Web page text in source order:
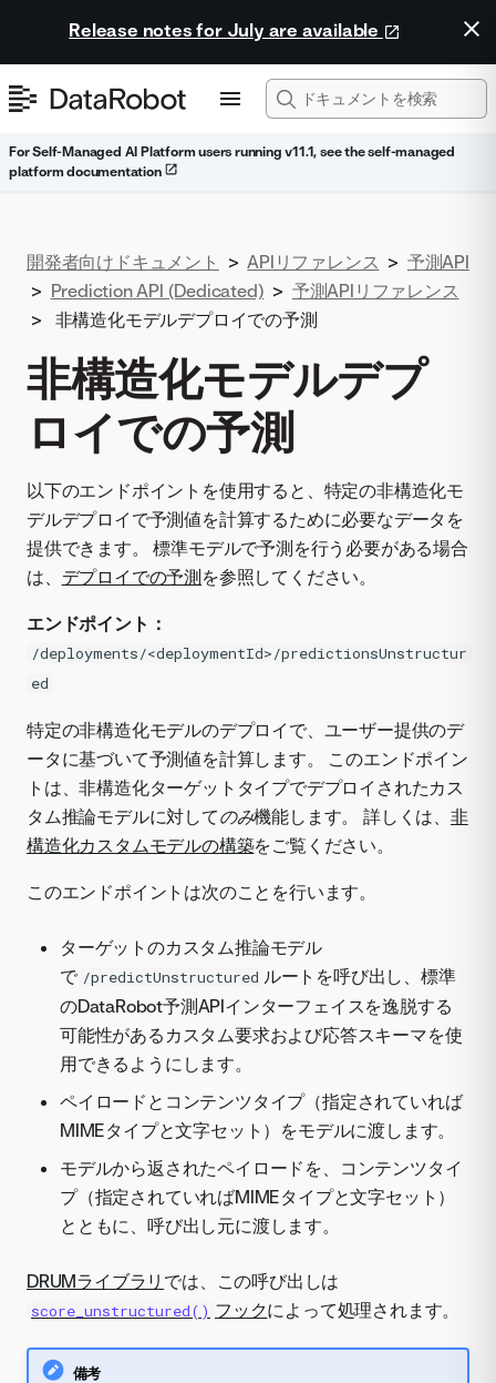
Release notes for July are available
For Self-Managed AI Platform users running v11.1, see the self-managed
platform documentation
開発者向けドキュメント > APIリファレンス > 予測API
> Prediction API (Dedicated) > 予測APIリファレンス
>
非構造化モデルデプロイでの予測
非構造化モデルデプ
ロイでの予測
以下のエンドポイントを使用すると、特定の非構造化モ
デルデプロイで予測値を計算するために必要なデータを
提供できます。 標準モデルで予測を行う必要がある場合
は、 デプロイでの予測 を参照してください。
エンドポイント：
/deployments/<deploymentId>/predictionsUnstructur
ed
特定の非構造化モデルのデプロイで、ユーザー提供のデ
ータに基づいて予測値を計算します。 このエンドポイン
トは、非構造化ターゲットタイプでデプロイされたカス
タム推論モデルに対してのみ機能します。 詳しくは、非
構造化カスタムモデルの構築をご覧ください。
このエンドポイントは次のことを行います。
ターゲットのカスタム推論モデル
で /predictUnstructured ルートを呼び出し、標準
のDataRobot予測APIインターフェイスを逸脱する
可能性があるカスタム要求および応答スキーマを使
用できるようにします。
ペイロードとコンテンツタイプ（指定されていれば
MIMEタイプと文字セット）をモデルに渡します。
モデルから返されたペイロードを、コンテンツタイ
プ（指定されていればMIMEタイプと文字セット）
とともに、呼び出し元に渡します。
DRUMライブラリ では、この呼び出しは
score_unstructured() フックによって処理されます。
備考